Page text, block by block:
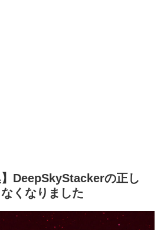
】DeepSkyStackerの正し
くなりました